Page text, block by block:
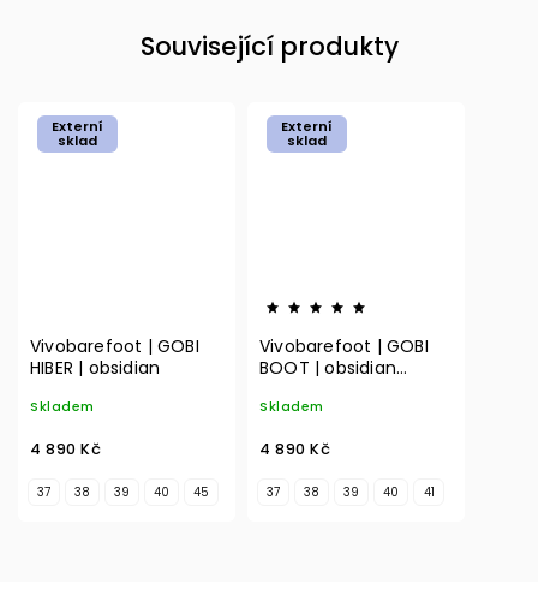
Související produkty
Externí
sklad
Vivobarefoot | GOBI
HIBER | obsidian
Skladem
4 890 Kč
37 38 39 40 45
Externí
sklad
Vivobarefoot | GOBI
BOOT | obsidian
Skladem
4 890 Kč
37 38 39 40 41